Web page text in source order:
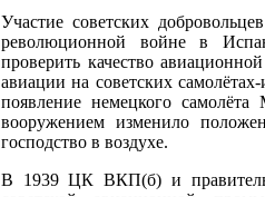
Участие советских
революционной войне в
проверить качество
авиации на советских
появление немецкого
вооружением изменило
господство в воздухе.
В 1939 ЦК ВКП(б) и